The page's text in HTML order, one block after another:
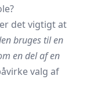
det vigtigt at
bruges til en
en del af en
valg af